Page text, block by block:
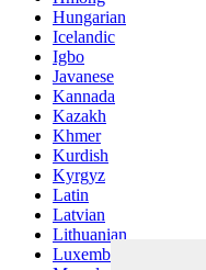
Hungarian
Icelandic
Igbo
Javanese
Kannada
Kazakh
Khmer
Kurdish
Kyrgyz
Latin
Latvian
Lithuanian
Luxembou..